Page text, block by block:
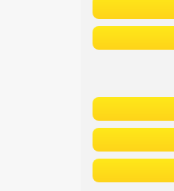
Сетевые отели Маврикия